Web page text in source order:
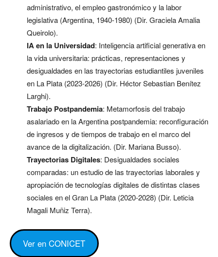
administrativo, el empleo gastronómico y la labor
legislativa (Argentina, 1940-1980) (Dir. Graciela Amalia
Queirolo).
IA en la Universidad: Inteligencia artificial generativa en
la vida universitaria: prácticas, representaciones y
desigualdades en las trayectorias estudiantiles juveniles
en La Plata (2023-2026) (Dir. Héctor Sebastian Benítez
Larghi).
Trabajo Postpandemia: Metamorfosis del trabajo
asalariado en la Argentina postpandemia: reconfiguración
de ingresos y de tiempos de trabajo en el marco del
avance de la digitalización. (Dir. Mariana Busso).
Trayectorias Digitales: Desigualdades sociales
comparadas: un estudio de las trayectorias laborales y
apropiación de tecnologías digitales de distintas clases
sociales en el Gran La Plata (2020-2028) (Dir. Leticia
Magali Muñiz Terra).
Ver en CONICET